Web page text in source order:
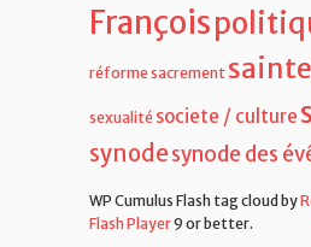
François
réformesacrement
sexualité societe / culture
synodesynode des
WP Cumulus Flash tag cloud by
Flash Player9 or better.